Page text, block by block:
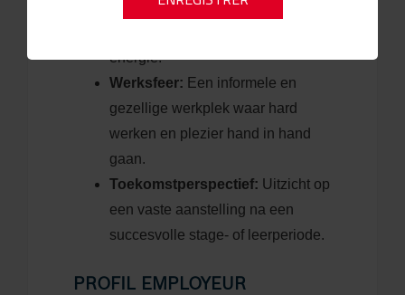
Vitaliteit:Een maandelijkse
energie.
Werksfeer: Een informele en
gezellige werkplek waar hard
werken en plezier hand in hand
gaan.
Toekomstperspectief: Uitzicht op
een vaste aanstelling na een
succesvolle stage- of leerperiode.
PROFIL EMPLOYEUR